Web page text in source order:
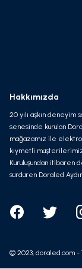
Hakkımızda
20 yılı aşkın deneyim
senesinde kurulan
mağazamız ile
kıymetli
Kuruluşundan itibaren
sürdüren Doraled
© 2023, doraled.com -